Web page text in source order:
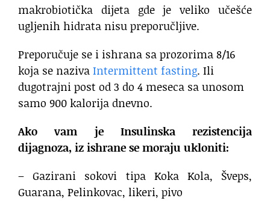
makrobiotička dijeta gde je veliko učešće
ugljenih hidrata nisu preporučljive.
Preporučuje se i ishrana sa prozorima 8/16
koja se nazivaIntermittent fasting. Ili
dugotrajni post od 3 do 4 meseca sa unosom
samo 900 kalorija dnevno.
Ako vam je Insulinska rezistencija
dijagnoza, iz ishrane se moraju ukloniti:
– Gazirani sokovi tipa Koka Kola, Šveps,
Guarana, Pelinkovac, likeri, pivo